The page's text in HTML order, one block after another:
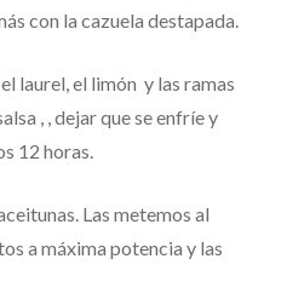
con la cazuela destapada.
laurel, el limón y las ramas
, , dejar que se enfríe y
12 horas.
Las metemos al
a máxima potencia y las